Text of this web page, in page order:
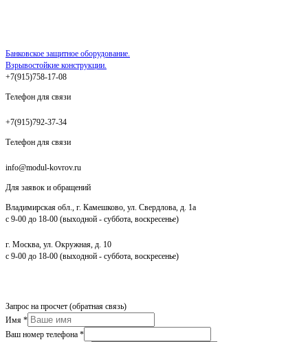
Банковское защитное оборудование.
Взрывостойкие конструкции.
+7(915)758-17-08
Телефон для связи
+7(915)792-37-34
Телефон для связи
info@modul-kovrov.ru
Для заявок и обращений
Владимирская обл., г. Камешково, ул. Свердлова, д. 1а
с 9-00 до 18-00 (выходной - суббота, воскресенье)
г. Москва, ул. Окружная, д. 10
с 9-00 до 18-00 (выходной - суббота, воскресенье)
Запрос на просчет (обратная связь)
Имя *
Ваш номер телефона *